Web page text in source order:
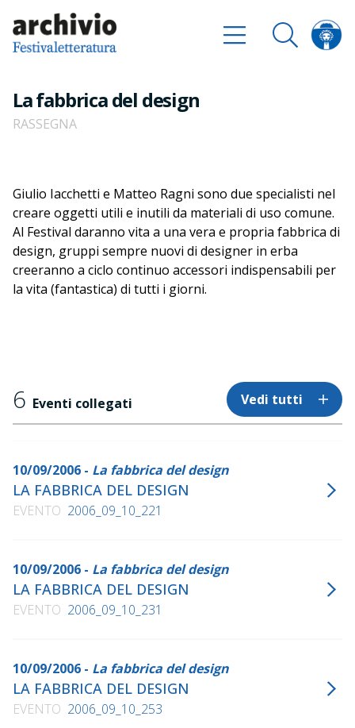
La fabbrica del design
RASSEGNA
Giulio Iacchetti e Matteo Ragni sono due specialisti nel
creare oggetti utili e inutili da materiali di uso comune.
Al Festival daranno vita a una vera e propria fabbrica di
design, gruppi sempre nuovi di designer in erba
creeranno a ciclo continuo accessori indispensabili per
la vita (fantastica) di tutti i giorni.
6 Eventi collegati Vedi tutti
10/09/2006 - La fabbrica del design
LA FABBRICA DEL DESIGN
EVENTO 2006_09_10_221
10/09/2006 - La fabbrica del design
LA FABBRICA DEL DESIGN
EVENTO 2006_09_10_231
10/09/2006 - La fabbrica del design
LA FABBRICA DEL DESIGN
EVENTO 2006_09_10_253